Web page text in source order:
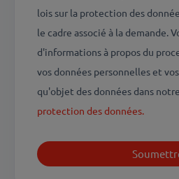
lois sur la protection des
le cadre associé à la demande.
d'informations à propos du
vos données personnelles et
qu'objet des données dans notre
protection des données.